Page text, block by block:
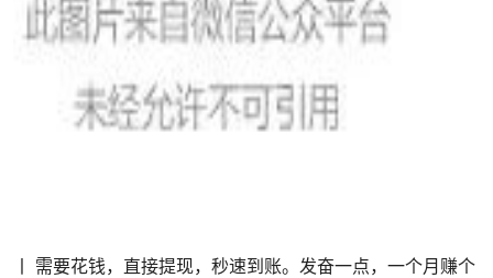
丨 需要花钱，直接提现，秒速到账。 发奋一点，一个月赚个